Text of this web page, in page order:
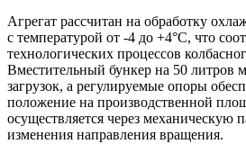
Агрегат рассчитан на обработку
с температурой от -4 до +4°C, что
технологических процессов
Вместительный бункер на 50 литров
загрузок, а регулируемые опоры
положение на производственной
осуществляется через механическую
изменения направления вращения.